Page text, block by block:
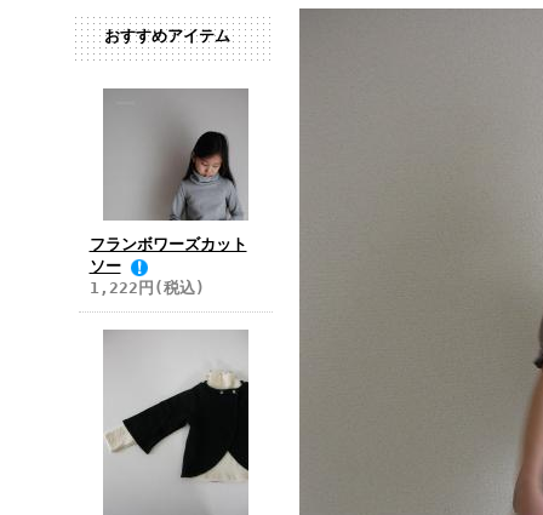
おすすめアイテム
フランボワーズカット
ソー
1,222円(税込)